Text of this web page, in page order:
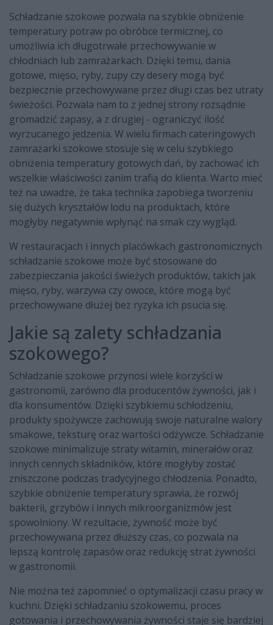
Schładzanie szokowe pozwala na szybkie obniżenie
temperatury potraw po obróbce termicznej, co
umożliwia ich długotrwałe przechowywanie w
chłodniach lub zamrażarkach. Dzięki temu, dania
gotowe, mięso, ryby, zupy czy desery mogą być
bezpiecznie przechowywane przez długi czas bez utraty
świeżości. Pozwala nam to z jednej strony rozsądnie
gromadzić zapasy, a z drugiej - ograniczyć ilość
wyrzucanego jedzenia. W wielu firmach cateringowych
zamrażarki szokowe stosuje się w celu szybkiego
obniżenia temperatury gotowych dań, by zachować ich
wszelkie właściwości zanim trafią do klienta. Warto mieć
też na uwadze, że taka technika zapobiega tworzeniu
się dużych kryształów lodu na produktach, które
mogłyby negatywnie wpłynąć na smak czy wygląd.
W restauracjach i innych placówkach gastronomicznych
schładzanie szokowe może być stosowane do
zabezpieczania jakości świeżych produktów, takich jak
mięso, ryby, warzywa czy owoce, które mogą być
przechowywane dłużej bez ryzyka ich psucia się.
Jakie są zalety schładzania
szokowego?
Schładzanie szokowe przynosi wiele korzyści w
gastronomii, zarówno dla producentów żywności, jak i
dla konsumentów. Dzięki szybkiemu schłodzeniu,
produkty spożywcze zachowują swoje naturalne walory
smakowe, teksturę oraz wartości odżywcze. Schładzanie
szokowe minimalizuje straty witamin, minerałów oraz
innych cennych składników, które mogłyby zostać
zniszczone podczas tradycyjnego chłodzenia. Ponadto,
szybkie obniżenie temperatury sprawia, że rozwój
bakterii, grzybów i innych mikroorganizmów jest
spowolniony. W rezultacie, żywność może być
przechowywana przez dłuższy czas, co pozwala na
lepszą kontrolę zapasów oraz redukcję strat żywności
w gastronomii.
Nie można też zapomnieć o optymalizacji czasu pracy w
kuchni. Dzięki schładzaniu szokowemu, proces
gotowania i przechowywania żywności staje się bardziej